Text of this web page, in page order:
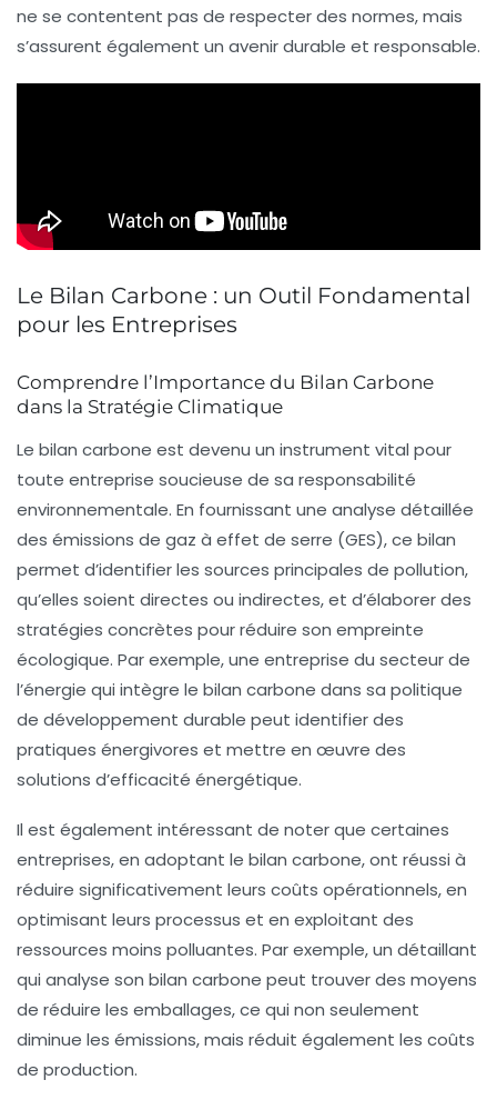
ne se contentent pas de respecter des normes, mais
s’assurent également un avenir durable et responsable.
Le Bilan Carbone : un Outil Fondamental
pour les Entreprises
Comprendre l’Importance du Bilan Carbone
dans la Stratégie Climatique
Le bilan carbone est devenu un instrument vital pour
toute entreprise soucieuse de sa responsabilité
environnementale. En fournissant une analyse détaillée
des émissions de gaz à effet de serre (GES), ce bilan
permet d’identifier les sources principales de pollution,
qu’elles soient directes ou indirectes, et d’élaborer des
stratégies concrètes pour réduire son empreinte
écologique. Par exemple, une entreprise du secteur de
l’énergie qui intègre le bilan carbone dans sa politique
de développement durable peut identifier des
pratiques énergivores et mettre en œuvre des
solutions d’efficacité énergétique.
Il est également intéressant de noter que certaines
entreprises, en adoptant le bilan carbone, ont réussi à
réduire significativement leurs coûts opérationnels, en
optimisant leurs processus et en exploitant des
ressources moins polluantes. Par exemple, un détaillant
qui analyse son bilan carbone peut trouver des moyens
de réduire les emballages, ce qui non seulement
diminue les émissions, mais réduit également les coûts
de production.